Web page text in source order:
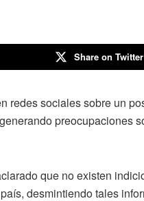
Share on Twitter
redes sociales sobre un
preocupaciones
que no existen
desmintiendo tales